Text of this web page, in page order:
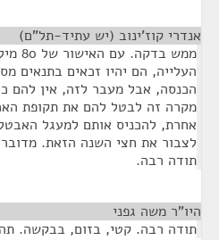
אנדרי קוז'ינוב (יש עתיד-תל"ם)
ממש
העלייה, הם יהיו זכאים בתנאים
הכנסה, אבל מעבר לזה, אין להם
מקרה זה לבטל להם את תקופת
אחרת, להכניס אותם למעגל
תודה רבה.
היו"ר משה גפני
תודה רבה. קטי, בזום, בבקשה.